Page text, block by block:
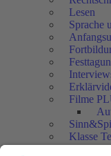
Lesen
Sprache
Filme
Klasse